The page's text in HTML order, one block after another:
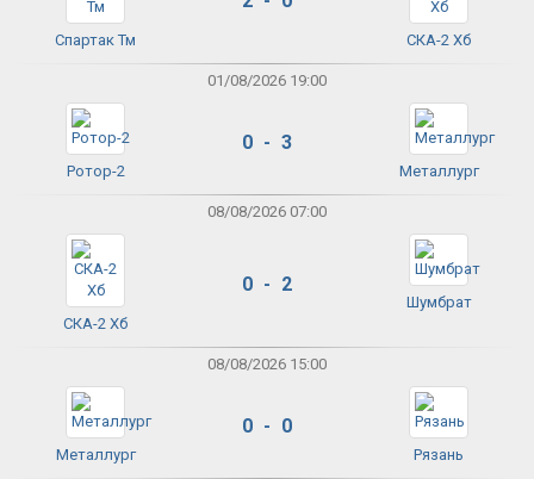
Спартак Тм СКА-2 Хб
01/08/2026 19:00
Ротор-2
0 - 3
Металлург
08/08/2026 07:00
СКА-2 Хб
0 - 2
Шумбрат
08/08/2026 15:00
Металлург
0 - 0
Рязань